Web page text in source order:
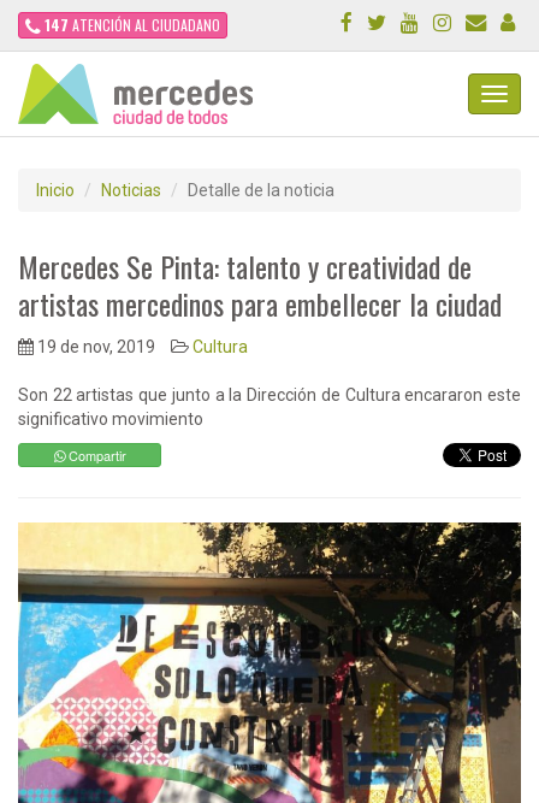
147 ATENCIÓN AL CIUDADANO
Inicio Noticias Detalle de la noticia
Mercedes Se Pinta: talento y creatividad de
artistas mercedinos para embellecer la ciudad
19 de nov, 2019 Cultura
Son 22 artistas que junto a la Dirección de Cultura encararon este
significativo movimiento
Compartir